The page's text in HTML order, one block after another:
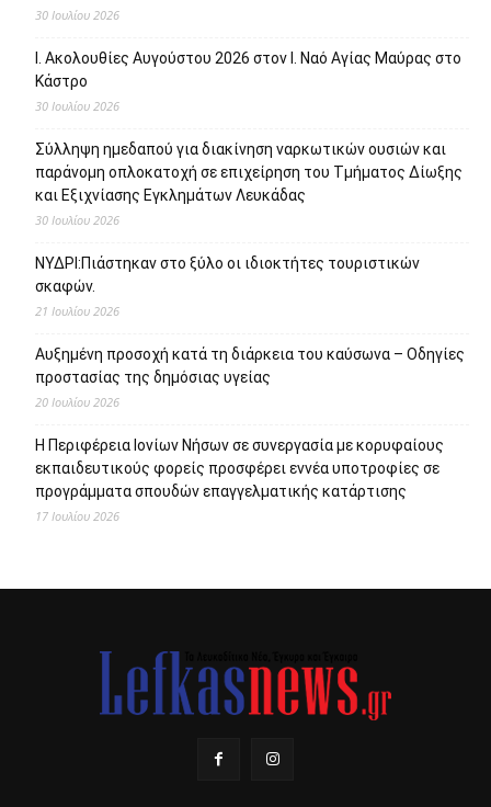
30 Ιουλίου 2026
Ι. Ακολουθίες Αυγούστου 2026 στον Ι. Ναό Αγίας Μαύρας στο
Κάστρο
30 Ιουλίου 2026
Σύλληψη ημεδαπού για διακίνηση ναρκωτικών ουσιών και
παράνομη οπλοκατοχή σε επιχείρηση του Τμήματος Δίωξης
και Εξιχνίασης Εγκλημάτων Λευκάδας
30 Ιουλίου 2026
ΝΥΔΡΙ:Πιάστηκαν στο ξύλο οι ιδιοκτήτες τουριστικών
σκαφών.
21 Ιουλίου 2026
Αυξημένη προσοχή κατά τη διάρκεια του καύσωνα – Οδηγίες
προστασίας της δημόσιας υγείας
20 Ιουλίου 2026
Η Περιφέρεια Ιονίων Νήσων σε συνεργασία με κορυφαίους
εκπαιδευτικούς φορείς προσφέρει εννέα υποτροφίες σε
προγράμματα σπουδών επαγγελματικής κατάρτισης
17 Ιουλίου 2026